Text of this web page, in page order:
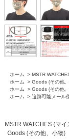
ホーム > MSTR
ホーム
> Goods (その他
ホーム
> Goods (その他
ホーム
> 追跡可能メール
MSTR WATCHES (マ
Goods (その他、小物)